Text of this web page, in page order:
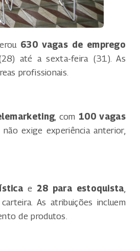
630 vagas de emprego
até a sexta-feira (31). As
profissionais.
, com100 vagas
não exige experiência anterior,
e 28 para estoquista,
As atribuições incluem
de produtos.